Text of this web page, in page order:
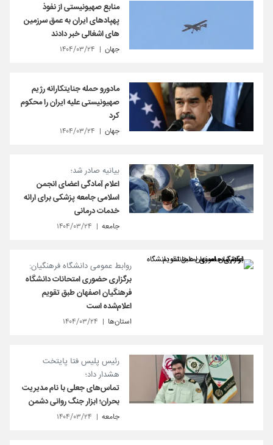
منابع صهیونیستی از نفوذ
پهپادهای ایران به عمق سرزمین
های اشغالی خبر دادند
جهان ۱۴۰۴/۰۳/۲۴
مادورو حمله جنایتکارانه رژیم
صهیونیستی علیه ایران را محکوم
کرد
جهان ۱۴۰۴/۰۳/۲۴
بیانیه صادر شد؛
اعلام آمادگی اعضای انجمن
اسلامی جامعه پزشکی برای ارائه
خدمات درمانی
جامعه ۱۴۰۴/۰۳/۲۴
روابط عمومی دانشگاه فرهنگیان:
برگزاری حضوری امتحانات دانشگاه
فرهنگیان اصفهان طبق تقویم
اعلام‌شده است
استان‌ها ۱۴۰۴/۰۳/۲۴
رئیس پلیس فتا پایتخت
هشدار داد؛
تماس‌های جعلی با نام مدیریت
بحران؛ ابزار جنگ روانی دشمن
جامعه ۱۴۰۴/۰۳/۲۴